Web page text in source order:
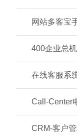
网站多客宝
400企业总机
在线客服系
Call-Center
CRM-客户